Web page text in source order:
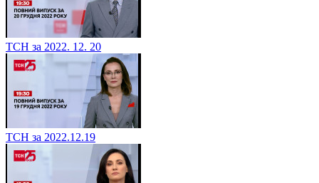
ТСН за 2022. 12. 20
ТСН за 2022.12.19